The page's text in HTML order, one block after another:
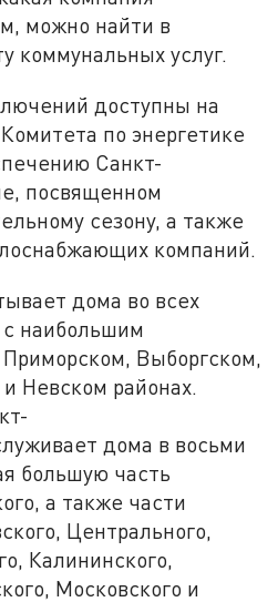
можно найти в
коммунальных услуг.
доступны на
по энергетике
Санкт-
посвященном
сезону, а также
компаний.
дома во всех
с наибольшим
Выборгском,
Невском районах.
дома в восьми
большую часть
а также части
Центрального,
Калининского,
Московского и